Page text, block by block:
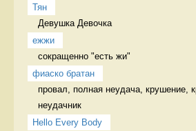
Тян
Девушка Девочка
ежжи
сокращенно "есть жи"
фиаско братан
провал, полная неудача, крушение,
неудачник
Hello Every Body